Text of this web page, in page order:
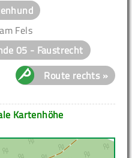
am Fels
05 - Faustrecht
Route rechts »
Kartenhöhe